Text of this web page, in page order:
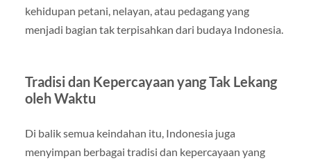
kehidupan petani, nelayan, atau pedagang yang
menjadi bagian tak terpisahkan dari budaya Indonesia.
Tradisi dan Kepercayaan yang Tak Lekang
oleh Waktu
Di balik semua keindahan itu, Indonesia juga
menyimpan berbagai tradisi dan kepercayaan yang